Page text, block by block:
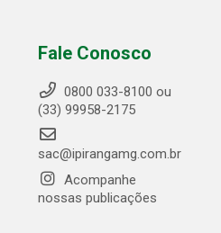
Fale Conosco
0800 033-8100 ou
(33) 99958-2175
sac@ipirangamg.com.br
Acompanhe
nossas publicações